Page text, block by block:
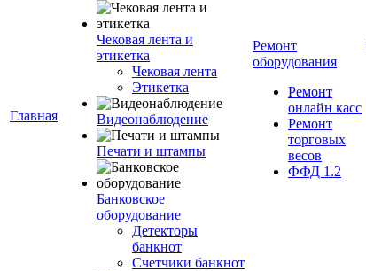
Главная
Чековая лента и
этикетка
Чековая лента
Этикетка
Видеонаблюдение
Печати и штампы
Банковское
оборудование
Детекторы
банкнот
Счетчики банкнот
Ремонт
оборудования
Ремонт
онлайн касс
Ремонт
торговых
весов
ФФД 1.2